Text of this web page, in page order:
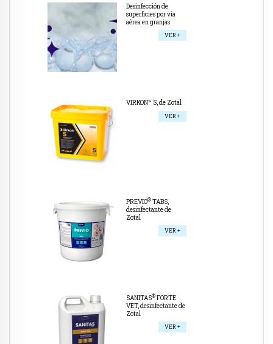
Desinfección de
superficies por vía
aérea en granjas
VER +
VIRKON™ S, de Zotal
VER +
PREVIO®TABS,
desinfectante de
Zotal
VER +
SANITAS®FORTE
VET, desinfectante de
Zotal
VER +